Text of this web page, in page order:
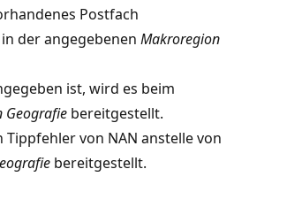
Postfach
der angegebenen Makroregion
ist, wird es beim
Geografie bereitgestellt.
von NAN anstelle von
bereitgestellt.